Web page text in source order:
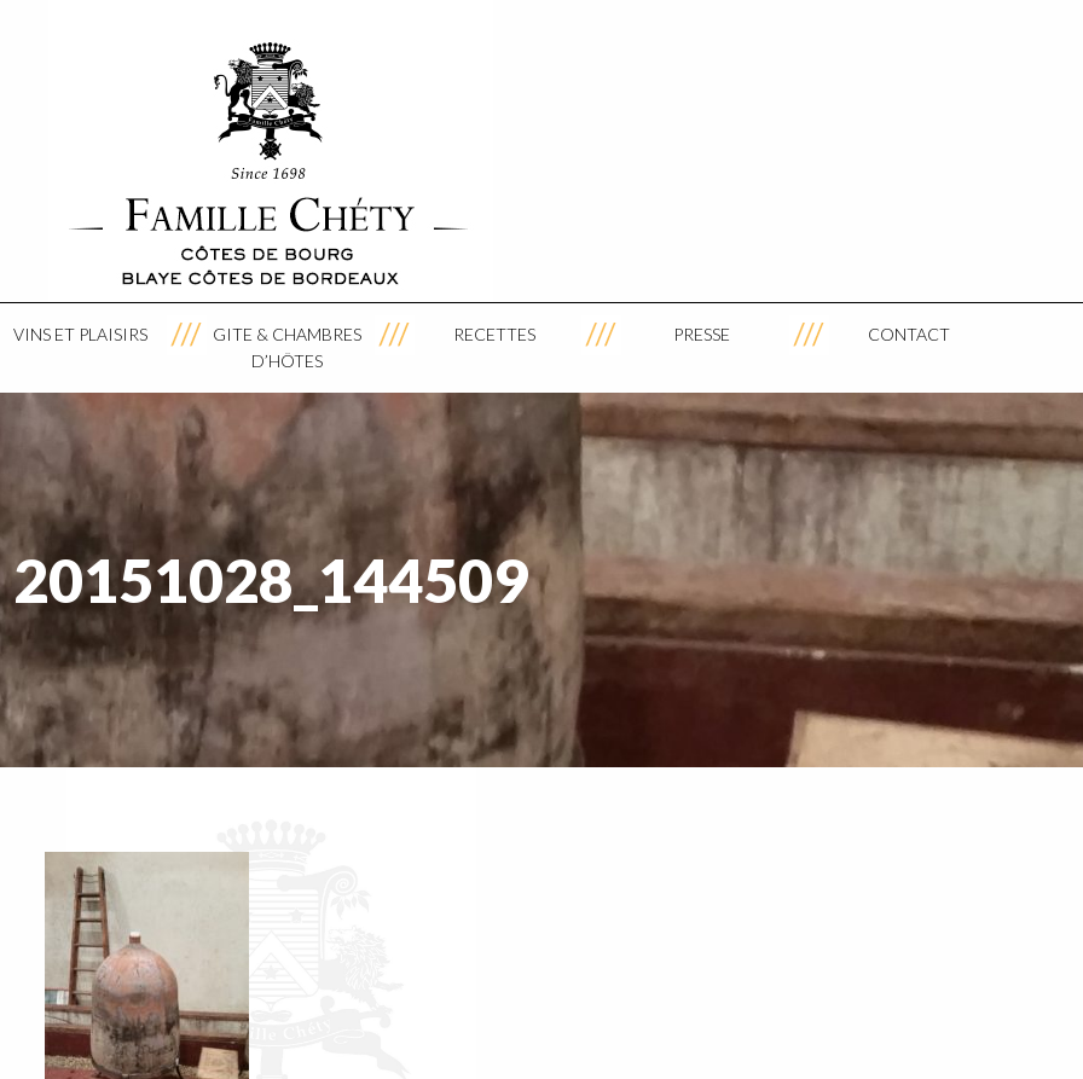
VINS ET PLAISIRS
GITE & CHAMBRES
D’HÔTES
RECETTES PRESSE CONTACT
20151028_144509